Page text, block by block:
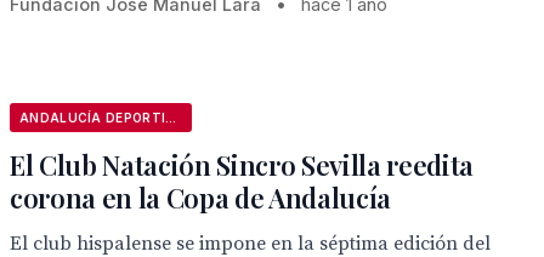
Fundación José Manuel Lara • hace 1 año
El Club Natación Sincro Sevilla reedita
corona en la Copa de Andalucía
El club hispalense se impone en la séptima edición del